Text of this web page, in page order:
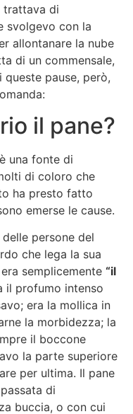
trattava di
svolgevo con la
allontanare la nube
di un commensale,
queste pause, però,
il pane?
una fonte di
di coloro che
ha presto fatto
emerse le cause.
persone del
che lega la sua
semplicemente “il
il profumo intenso
era la mollica in
la morbidezza; la
il boccone
la parte superiore
per ultima. Il pane
di
buccia, o con cui